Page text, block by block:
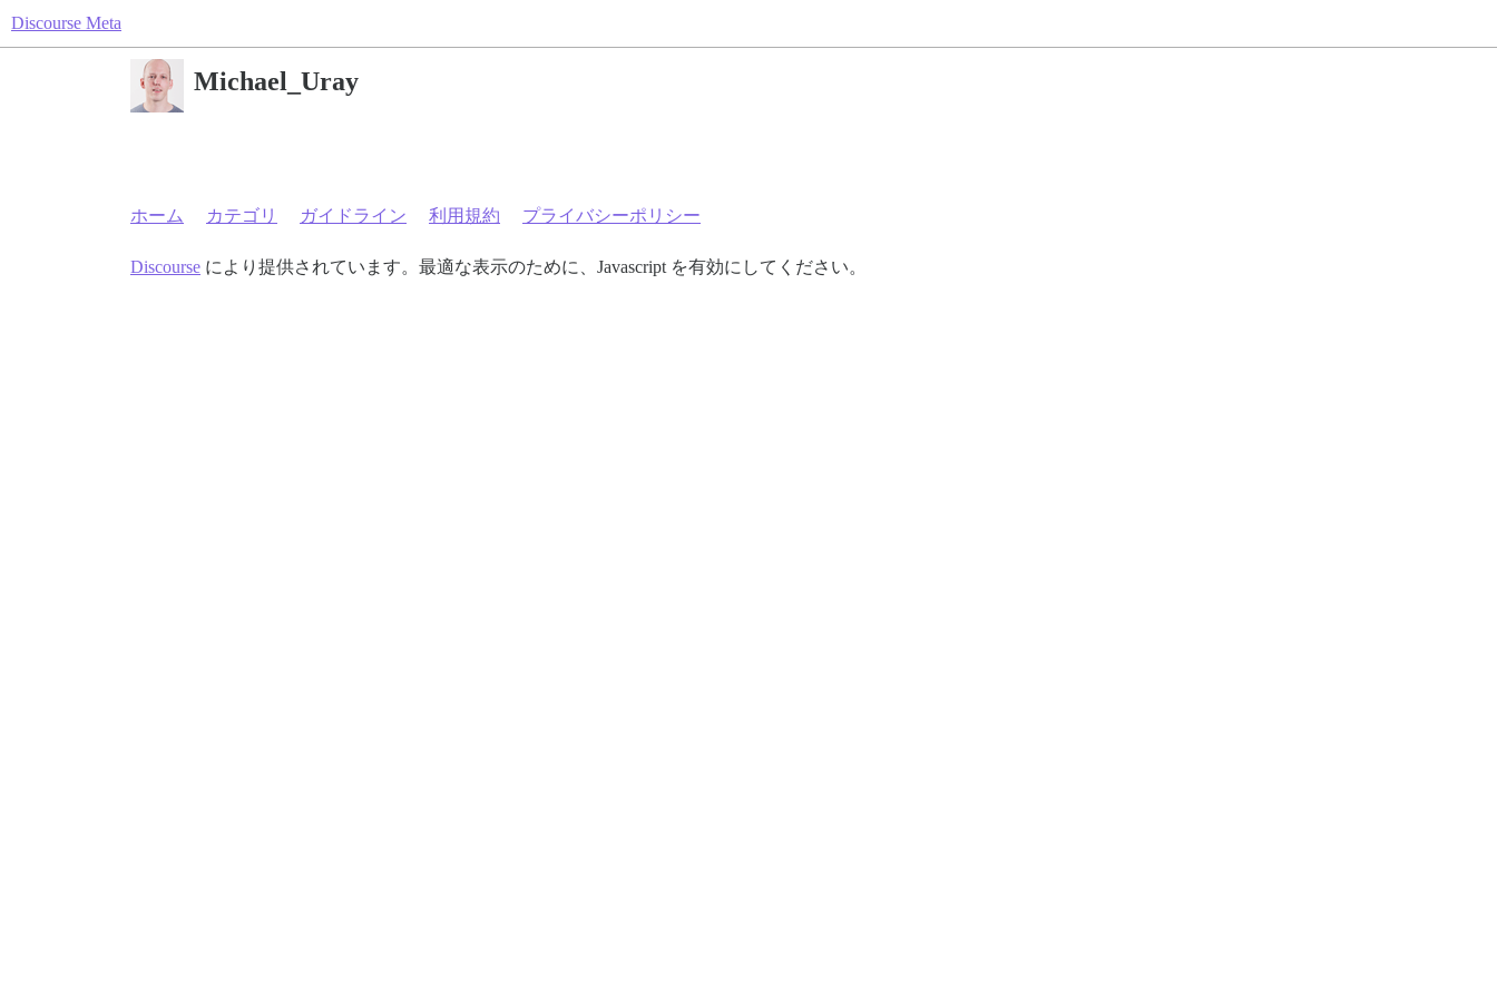
Discourse Meta
Michael_Uray
ホーム カテゴリ ガイドライン 利用規約 プライバシーポリシー
Discourse により提供されています。最適な表示のために、Javascript を有効にしてください。